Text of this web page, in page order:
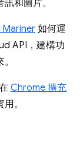
和圖片。
如何運
API，建構功
Chrome 擴充
。